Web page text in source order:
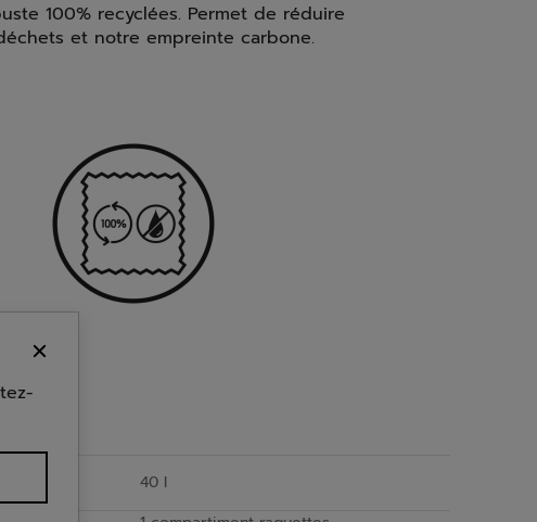
100% recyclées. Permet de réduire
et notre empreinte carbone.
40 l